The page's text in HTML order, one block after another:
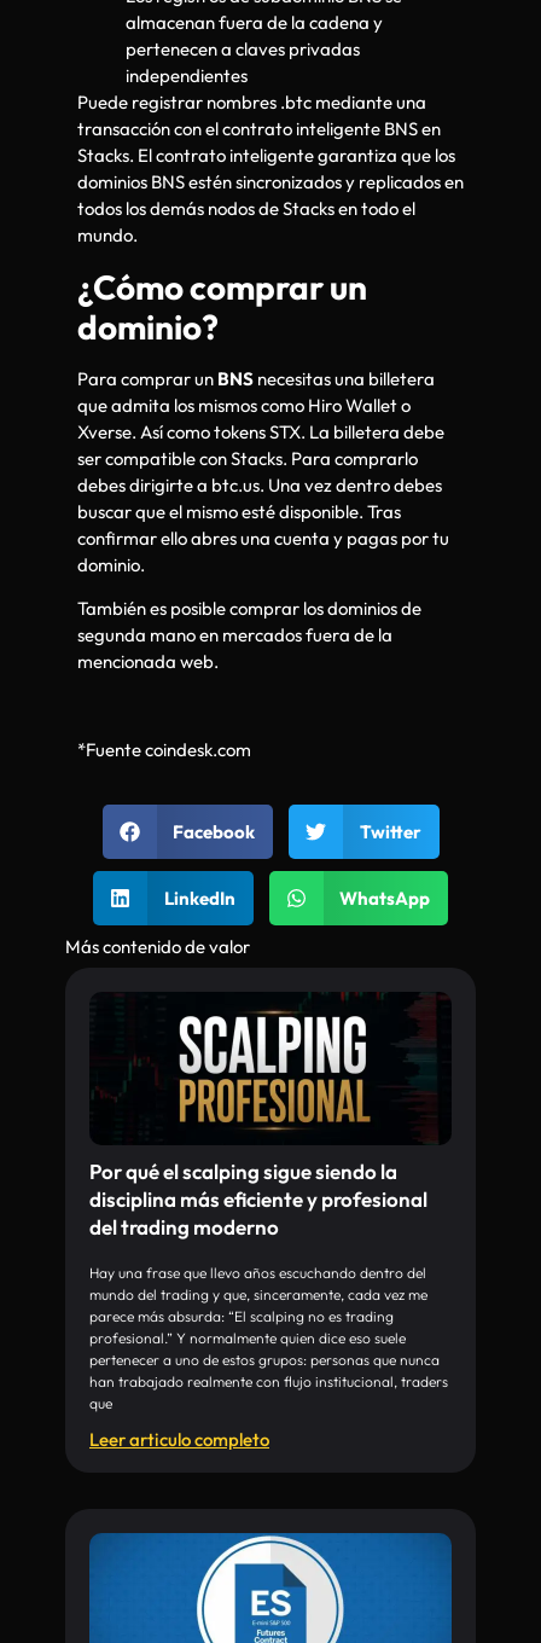
almacenan fuera de la cadena y
pertenecen a claves privadas
independientes
Puede registrar nombres .btc mediante una
transacción con el contrato inteligente BNS en
Stacks. El contrato inteligente garantiza que los
dominios BNS estén sincronizados y replicados en
todos los demás nodos de Stacks en todo el
mundo.
¿Cómo comprar un
dominio?
Para comprar un BNS necesitas una billetera
que admita los mismos como Hiro Wallet o
Xverse. Así como tokens STX. La billetera debe
ser compatible con Stacks. Para comprarlo
debes dirigirte a btc.us. Una vez dentro debes
buscar que el mismo esté disponible. Tras
confirmar ello abres una cuenta y pagas por tu
dominio.
También es posible comprar los dominios de
segunda mano en mercados fuera de la
mencionada web.
*Fuente coindesk.com
Facebook Twitter
LinkedIn WhatsApp
Más contenido de valor
Por qué el scalping sigue siendo la
disciplina más eficiente y profesional
del trading moderno
Hay una frase que llevo años escuchando dentro del
mundo del trading y que, sinceramente, cada vez me
parece más absurda: “El scalping no es trading
profesional.” Y normalmente quien dice eso suele
pertenecer a uno de estos grupos: personas que nunca
han trabajado realmente con flujo institucional, traders
que
Leer articulo completo